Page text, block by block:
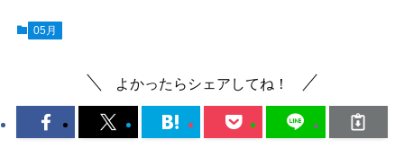
05月
よかったらシェアしてね！